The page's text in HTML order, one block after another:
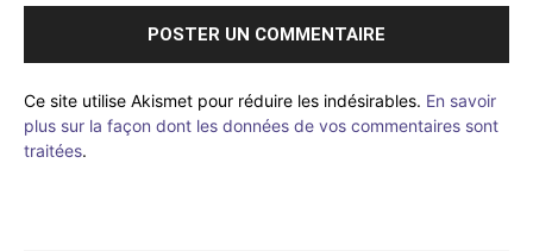
Ce site utilise Akismet pour réduire les indésirables. En savoir
plus sur la façon dont les données de vos commentaires sont
traitées.